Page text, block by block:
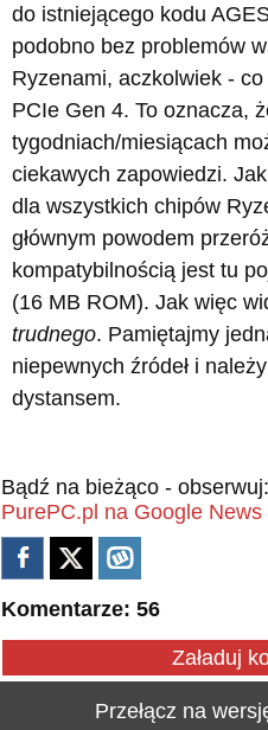
do istniejącego kodu
podobno bez problemów
Ryzenami, aczkolwiek -
PCIe Gen 4. To oznacza,
tygodniach/miesiącach
ciekawych zapowiedzi.
dla wszystkich chipów
głównym powodem
kompatybilnością jest tu
(16 MB ROM). Jak więc
trudnego. Pamiętajmy
niepewnych źródeł i
dystansem.
Bądź na bieżąco - obserwuj:
PurePC.pl na Google News
Komentarze: 56
Załaduj
Przełącz na